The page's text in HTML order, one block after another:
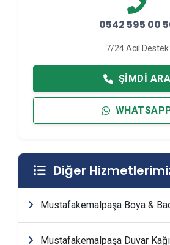
0542 595 00
7/24 Acil Destek
ŞIMDI ARA
Diğer
Mustafakemalpaşa Boya &
Mustafakemalpaşa Duvar